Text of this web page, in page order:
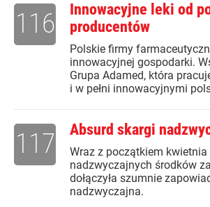
Innowacyjne leki od
producentów
Polskie firmy
innowacyjnej gospodarki.
Grupa Adamed, która
i w pełni innowacyjnymi
116
Absurd skargi
Wraz z początkiem kwietnia
nadzwyczajnych środków
dołączyła szumnie
nadzwyczajna.
117